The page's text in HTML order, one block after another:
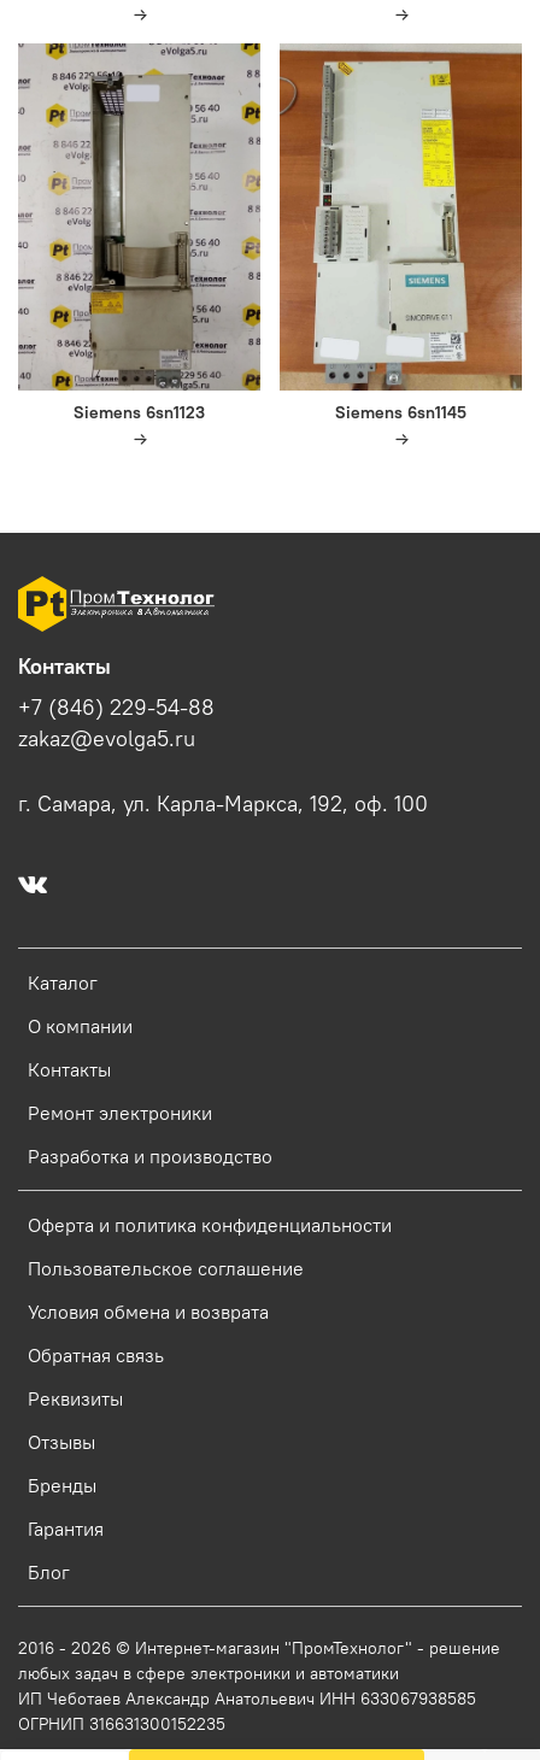
Siemens 6sn1123 Siemens 6sn1145
Каталог
О компании
Контакты
Ремонт электроники
Разработка и производство
Оферта и политика конфиденциальности
Пользовательское соглашение
Условия обмена и возврата
Обратная связь
Реквизиты
Отзывы
Бренды
Гарантия
Блог
Контакты
+7 (846) 229-54-88
zakaz@evolga5.ru
г. Самара, ул. Карла-Маркса, 192, оф. 100
2016 - 2026 © Интернет-магазин "ПромТехнолог" - решение
любых задач в сфере электроники и автоматики
ИП Чеботаев Александр Анатольевич ИНН 633067938585
ОГРНИП 316631300152235